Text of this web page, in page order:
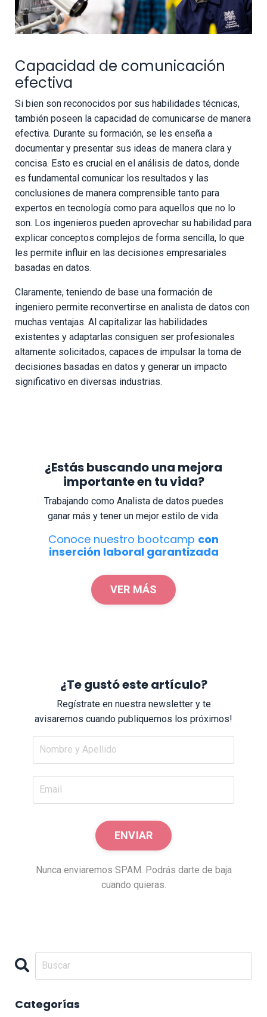
Capacidad de comunicación
efectiva
Si bien son reconocidos por sus habilidades técnicas,
también poseen la capacidad de comunicarse de manera
efectiva. Durante su formación, se les enseña a
documentar y presentar sus ideas de manera clara y
concisa. Esto es crucial en el análisis de datos, donde
es fundamental comunicar los resultados y las
conclusiones de manera comprensible tanto para
expertos en tecnología como para aquellos que no lo
son. Los ingenieros pueden aprovechar su habilidad para
explicar conceptos complejos de forma sencilla, lo que
les permite influir en las decisiones empresariales
basadas en datos.
Claramente, teniendo de base una formación de
ingeniero permite reconvertirse en analista de datos con
muchas ventajas. Al capitalizar las habilidades
existentes y adaptarlas consiguen ser profesionales
altamente solicitados, capaces de impulsar la toma de
decisiones basadas en datos y generar un impacto
significativo en diversas industrias.
¿Estás buscando una mejora
importante en tu vida?
Trabajando como Analista de datos puedes
ganar más y tener un mejor estilo de vida.
Conoce nuestro bootcamp con
inserción laboral garantizada
VER MÁS
¿Te gustó este artículo?
Regístrate en nuestra newsletter y te
avisaremos cuando publiquemos los próximos!
Nunca enviaremos SPAM. Podrás darte de baja
cuando quieras.
Categorías